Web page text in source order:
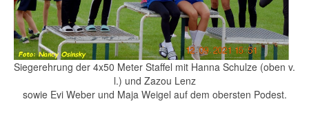
Siegerehrung der 4x50 Meter Staffel mit Hanna Schulze (oben v.
l.) und Zazou Lenz
sowie Evi Weber und Maja Weigel auf dem obersten Podest.